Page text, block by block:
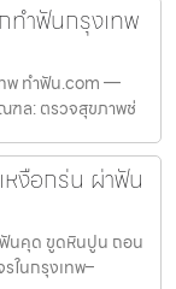
ทำฟันกรุงเทพ
พ ทำฟัน.com —
ฑล: ตรวจสุขภาพช่
งือกร่น ผ่าฟัน
นคุด ขูดหินปูน ถอน
นกรุงเทพ–